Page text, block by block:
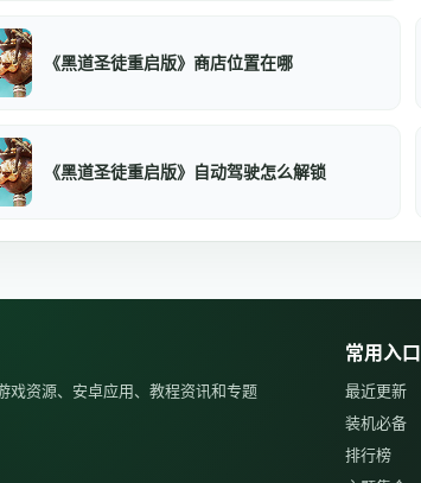
《黑道圣徒重启版》商店位置在哪
《黑道圣徒重启版》自动驾驶怎么解锁
戏资源、安卓应用、教程资讯和专题
常用入口
最近更新
装机必备
排行榜